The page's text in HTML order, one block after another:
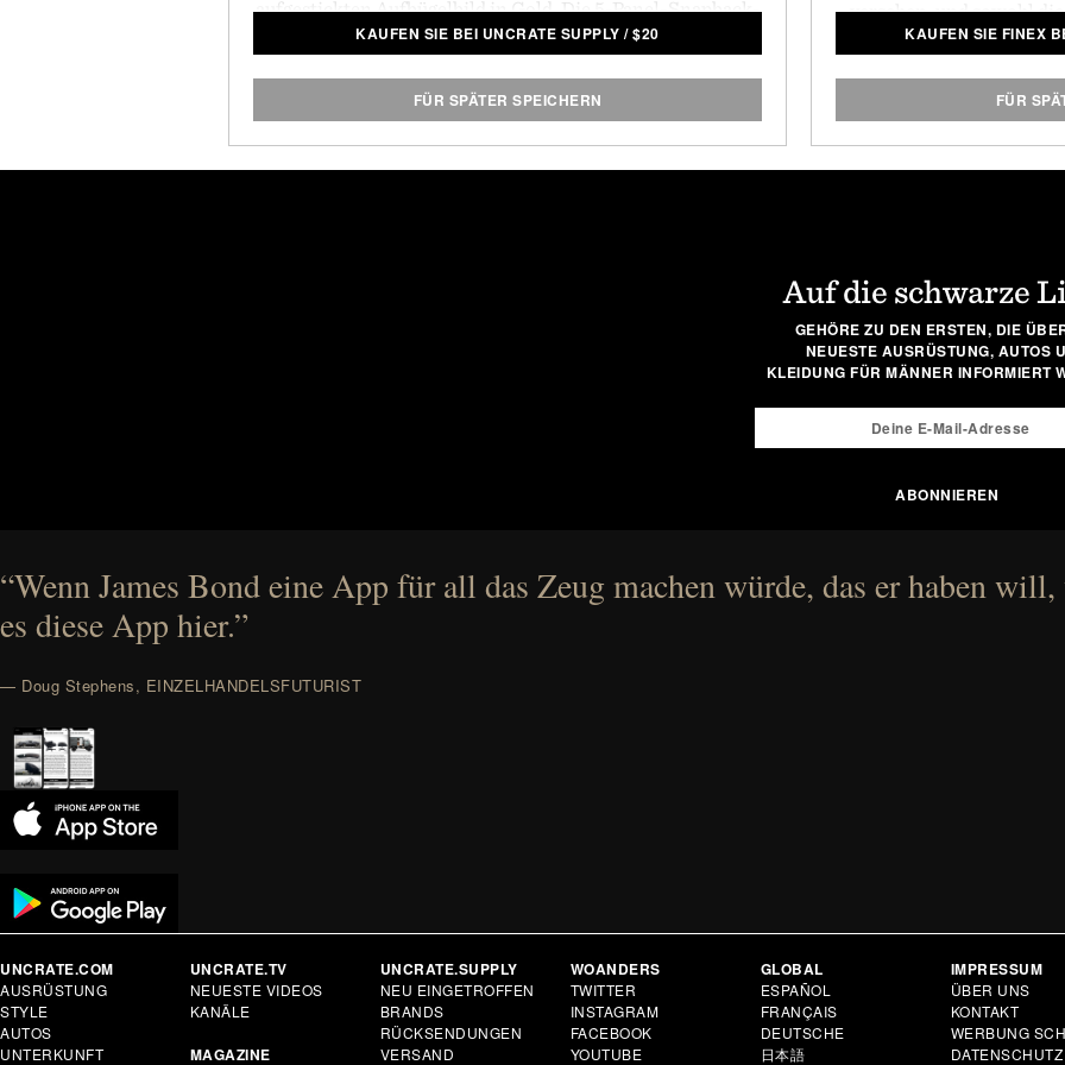
aufgestickten Aufbügelbild in Gold. Die 5-Panel-Snapback-
Kappe mit hohem Profil ist leicht und atmungsaktiv und
KAUFEN SIE BEI UNCRATE SUPPLY /$20
FÜR SPÄTER SPEICHERN
versehen, und sowohl
sorgen für einen
haltbaren
KAUFEN SIE FINEX
FÜR
Auf die schwarze
GEHÖRE ZU DEN ERSTEN, DIE
NEUESTE AUSRÜSTUNG, AUTOS
KLEIDUNG FÜR MÄNNER INFORMIERT
“Wenn James Bond eine App für all das Zeug machen würde, das er haben will,
es diese App hier.”
— Doug Stephens, EINZELHANDELSFUTURIST
UNCRATE.COM
AUSRÜSTUNG
STYLE
AUTOS
UNTERKUNFT
UNCRATE.TV
NEUESTE VIDEOS
KANÄLE
MAGAZINE
UNCRATE.SUPPLY
NEU EINGETROFFEN
BRANDS
RÜCKSENDUNGEN
VERSAND
WOANDERS
TWITTER
INSTAGRAM
FACEBOOK
YOUTUBE
GLOBAL
ESPAÑOL
FRANÇAIS
DEUTSCHE
日本語
IMPRESSUM
ÜBER UNS
KONTAKT
WERBUNG
DATENSCHUTZ